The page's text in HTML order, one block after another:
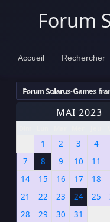
Forum
Accueil Rechercher
Forum Solarus-Games
MAI 2023
1 2 3 4
7
8 9 10 11
14
15 16 17 18
21
22 23 24 25
28
29 30 31